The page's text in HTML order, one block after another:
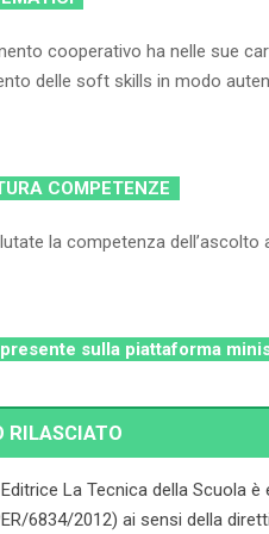
cooperativo ha nelle sue
delle soft skills in modo
COMPETENZE
la competenza
sulla piattaforma
RILASCIATO
La Tecnica della Scuola
6834/2012) ai sensi della